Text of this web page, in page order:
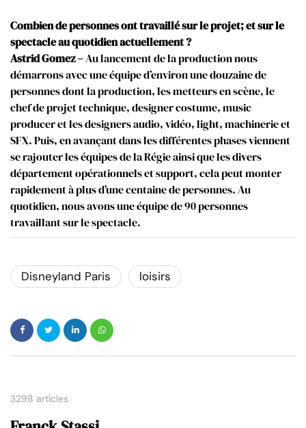
Combien de personnes ont travaillé sur le projet; et sur le
spectacle au quotidien actuellement ?
Astrid Gomez –Au lancement de la production nous
démarrons avec une équipe d’environ une douzaine de
personnes dont la production, les metteurs en scène, le
chef de projet technique, designer costume, music
producer et les designers audio, vidéo, light, machinerie et
SFX. Puis, en avançant dans les différentes phases viennent
se rajouter les équipes de la Régie ainsi que les divers
département opérationnels et support, cela peut monter
rapidement à plus d’une centaine de personnes. Au
quotidien, nous avons une équipe de 90 personnes
travaillant sur le spectacle.
Disneyland Paris loisirs
3298 articles